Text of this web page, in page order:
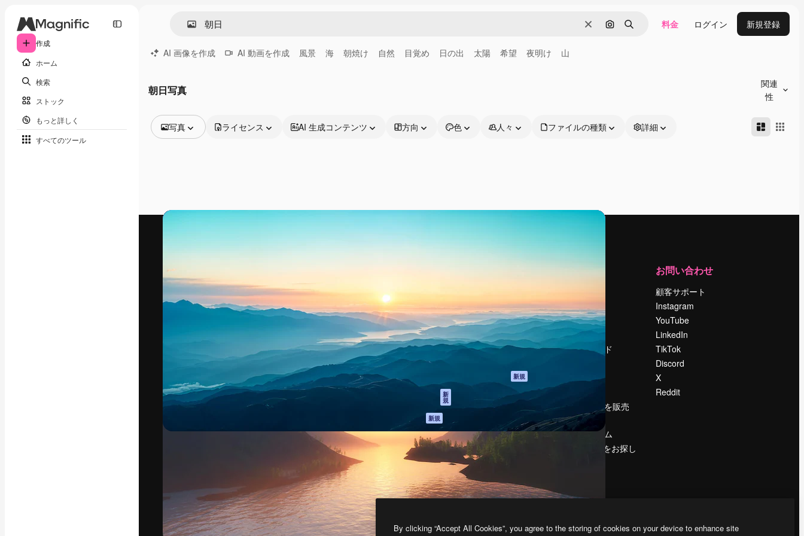
作成
ホーム
検索
ストック
もっと詳しく
すべてのツール
消去 画像で検索
検索 料金 ログイン 新規登録
AI 画像を作成 AI 動画を作成 風景 海 朝焼け 自然 目覚め 日の出 太陽 希望 夜明け 山
朝日写真
関連
性
写真
動画
映像素材
モーショングラフィックス
フォント
ライセンス AI 生成コンテンツ 方向 色 人々 ファイルの種類 詳細
最高のクリエイティブ制作を導くためのプラ
ットフォーム。クリエイター、企業、代理
店、スタジオを含む100万人以上が利用して
います。
Spaces
AI アシスタント
AI 画像生成ツール
AI 動画生成ツール
AI 音声合成ツール
ストックコンテン
ツ
新
規
エージェント 新規
API
モバイルアプリ
すべてのMagnificツ
ドキュメント
サポート
利用規約
プライバシーポリ
新規
クッキーポリシー
トラストセンター
アフィリエイト
法人向け
運営
会社概要
Reviews
採用情報
検索トレンド
イベント
コンテンツを販売
する
プレスルーム
magnific.aiをお探し
お問い合わせ
顧客サポート
Instagram
YouTube
LinkedIn
TikTok
Discord
X
Reddit
Copyright © 2010-2026Freepik Company S.L.U.無断複写・転載を禁じます
By clicking “Accept All Cookies”, you agree to the storing of cookies on your device to enhance site